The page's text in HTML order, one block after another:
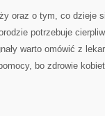
oraz o tym, co dzieje
potrzebuje
warto omówić z
bo zdrowie